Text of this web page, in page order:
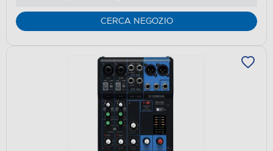
CERCA NEGOZIO